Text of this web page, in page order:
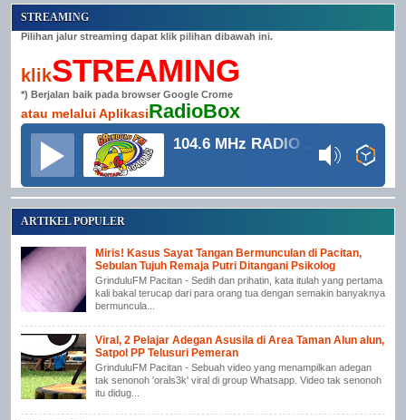
STREAMING
Pilihan jalur streaming dapat klik pilihan dibawah ini.
klikSTREAMING
*) Berjalan baik pada browser Google Crome
atau melalui AplikasiRadioBox
104.6 MHz RADIO GRINDULU FM
ARTIKEL POPULER
Miris! Kasus Sayat Tangan Bermunculan di Pacitan,
Sebulan Tujuh Remaja Putri Ditangani Psikolog
GrinduluFM Pacitan - Sedih dan prihatin, kata itulah yang pertama
kali bakal terucap dari para orang tua dengan semakin banyaknya
bermuncula...
Viral, 2 Pelajar Adegan Asusila di Area Taman Alun alun,
Satpol PP Telusuri Pemeran
GrinduluFM Pacitan - Sebuah video yang menampilkan adegan
tak senonoh 'orals3k' viral di group Whatsapp. Video tak senonoh
itu didug...